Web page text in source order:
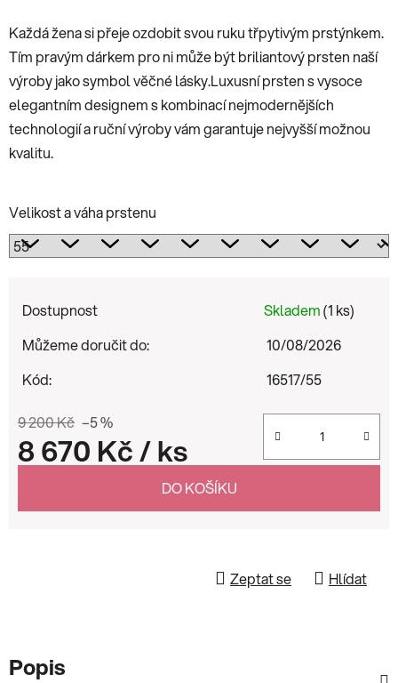
Každá žena si přeje ozdobit svou ruku třpytivým prstýnkem.
Tím pravým dárkem pro ni může být briliantový prsten naší
výroby jako symbol věčné lásky.Luxusní prsten s vysoce
elegantním designem s kombinací nejmodernějších
technologií a ruční výroby vám garantuje nejvyšší možnou
kvalitu.
Velikost a váha prstenu
Dostupnost Skladem(1 ks)
Můžeme doručit do:
10/08/2026
Kód:
16517/55
9 200 Kč –5 %
8 670 Kč/ ks
DO KOŠÍKU
Zeptat se Hlídat
Popis